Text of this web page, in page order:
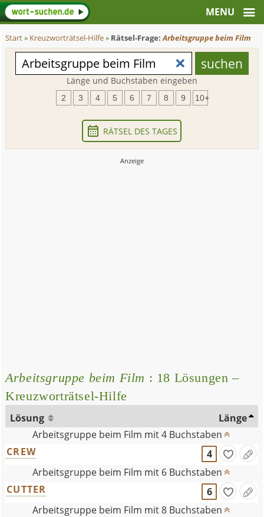
Start» Kreuzworträtsel-Hilfe» Rätsel-Frage:Arbeitsgruppe beim Film
Länge und Buchstaben eingeben
2 3 4 5 6 7 8 9 10+
RÄTSEL DES TAGES
Arbeitsgruppe beim Film : 18 Lösungen –
Kreuzworträtsel-Hilfe
Lösung
Länge
Arbeitsgruppe beim Film mit 4 Buchstaben
CREW
4
Arbeitsgruppe beim Film mit 6 Buchstaben
CUTTER
6
Arbeitsgruppe beim Film mit 8 Buchstaben